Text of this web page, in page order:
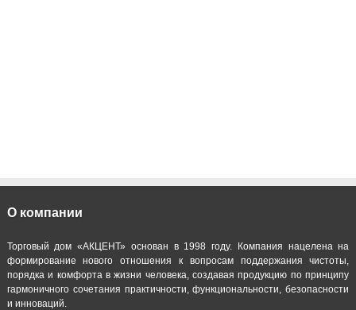
О компании
Торговый дом «АКЦЕНТ» основан в 1998 году. Компания нацелена на
формирование нового отношения к вопросам поддержания чистоты,
порядка и комфорта в жизни человека, создавая продукцию по принципу
гармоничного сочетания практичности, функциональности, безопасности
и инноваций.